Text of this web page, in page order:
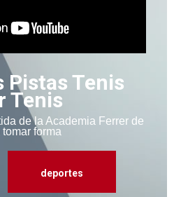
Pistas Tenis
Tenis
de la Academia Ferrer de
forma
deportes